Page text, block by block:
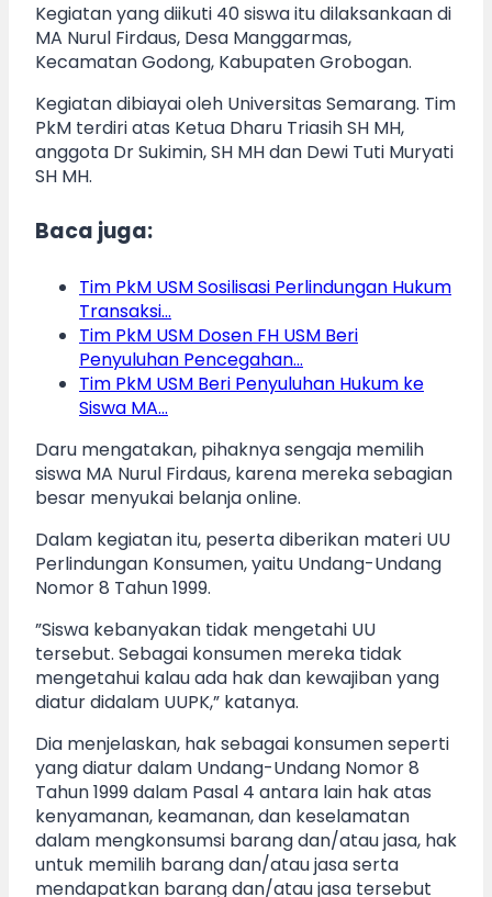
Kegiatan yang diikuti 40 siswa itu dilaksankaan di
MA Nurul Firdaus, Desa Manggarmas,
Kecamatan Godong, Kabupaten Grobogan.
Kegiatan dibiayai oleh Universitas Semarang. Tim
PkM terdiri atas Ketua Dharu Triasih SH MH,
anggota Dr Sukimin, SH MH dan Dewi Tuti Muryati
SH MH.
Baca juga:
Tim PkM USM Sosilisasi Perlindungan Hukum
Transaksi…
Tim PkM USM Dosen FH USM Beri
Penyuluhan Pencegahan…
Tim PkM USM Beri Penyuluhan Hukum ke
Siswa MA…
Daru mengatakan, pihaknya sengaja memilih
siswa MA Nurul Firdaus, karena mereka sebagian
besar menyukai belanja online.
Dalam kegiatan itu, peserta diberikan materi UU
Perlindungan Konsumen, yaitu Undang-Undang
Nomor 8 Tahun 1999.
”Siswa kebanyakan tidak mengetahi UU
tersebut. Sebagai konsumen mereka tidak
mengetahui kalau ada hak dan kewajiban yang
diatur didalam UUPK,” katanya.
Dia menjelaskan, hak sebagai konsumen seperti
yang diatur dalam Undang-Undang Nomor 8
Tahun 1999 dalam Pasal 4 antara lain hak atas
kenyamanan, keamanan, dan keselamatan
dalam mengkonsumsi barang dan/atau jasa, hak
untuk memilih barang dan/atau jasa serta
mendapatkan barang dan/atau jasa tersebut